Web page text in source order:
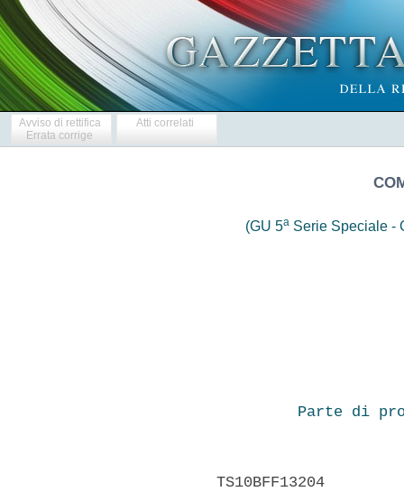
Avviso di rettifica
Errata corrige
Atti correlati
(GU 5a Serie Speciale -
Parte di